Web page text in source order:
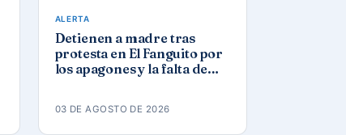
ALERTA
Detienen a madre tras
protesta en El Fanguito por
los apagones y la falta de
03 DE AGOSTO DE 2026